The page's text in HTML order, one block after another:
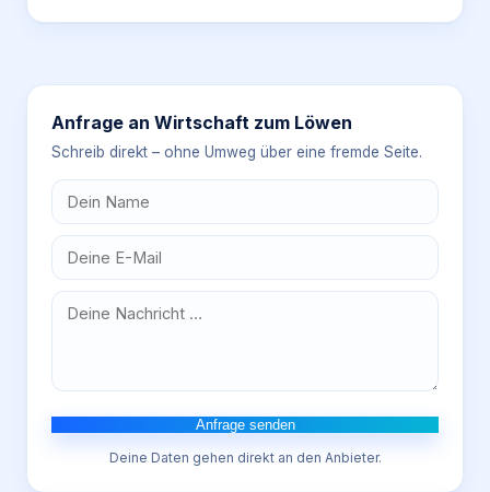
Anfrage an Wirtschaft zum Löwen
Schreib direkt – ohne Umweg über eine fremde Seite.
Anfrage senden
Deine Daten gehen direkt an den Anbieter.